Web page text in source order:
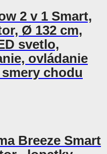
2 v 1 Smart,
Ø 132 cm,
svetlo,
ovládanie
chodu
Breeze Smart